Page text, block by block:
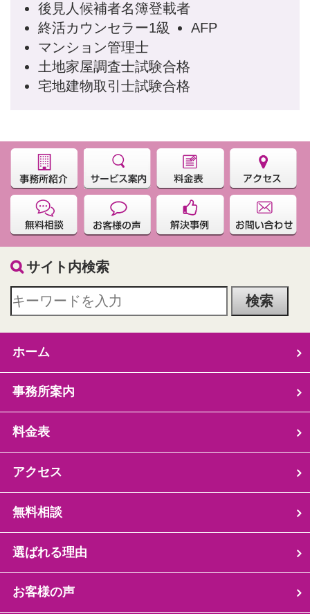
後見人候補者名簿登載者
終活カウンセラー1級
AFP
マンション管理士
土地家屋調査士試験合格
宅地建物取引士試験合格
サイト内検索
ホーム
事務所案内
料金表
アクセス
無料相談
選ばれる理由
お客様の声